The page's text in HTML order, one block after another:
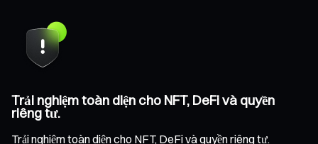
Trải nghiệm toàn diện cho NFT, DeFi và quyền
riêng tư.
Trải nghiệm toàn diện cho NFT, DeFi và quyền riêng tư.